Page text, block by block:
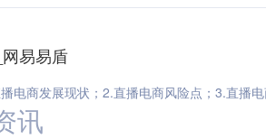
_网易易盾
播电商发展现状；2.直播电商风险点；3.直播
讯